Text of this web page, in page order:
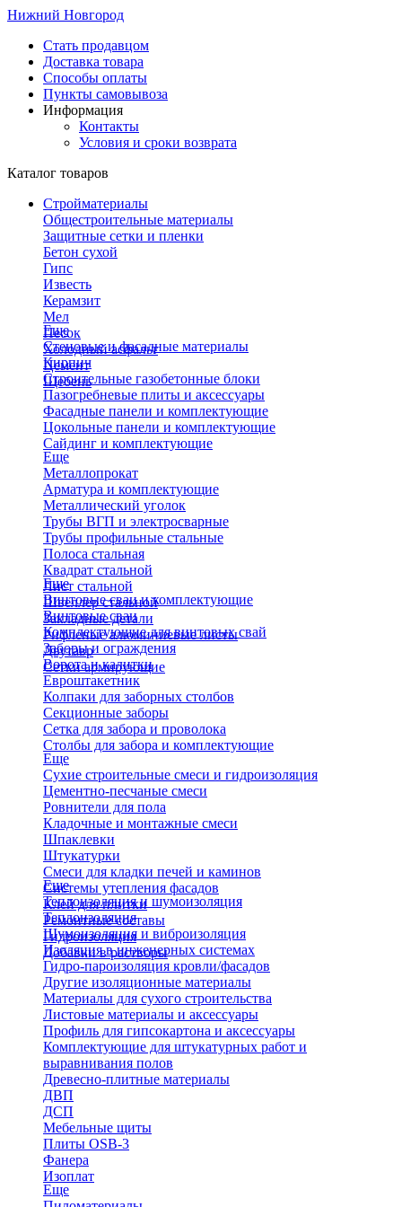
Нижний Новгород
Стать продавцом
Доставка товара
Способы оплаты
Пункты самовывоза
Информация
Контакты
Условия и сроки возврата
Каталог товаров
Стройматериалы
Общестроительные материалы
Защитные сетки и пленки
Бетон сухой
Гипс
Известь
Керамзит
Мел
Песок
Холодный асфальт
Цемент
Щебень
Еще
Стеновые и фасадные материалы
Кирпич
Строительные газобетонные блоки
Пазогребневые плиты и аксессуары
Фасадные панели и комплектующие
Цокольные панели и комплектующие
Сайдинг и комплектующие
Еще
Металлопрокат
Арматура и комплектующие
Металлический уголок
Трубы ВГП и электросварные
Трубы профильные стальные
Полоса стальная
Квадрат стальной
Лист стальной
Швеллер стальной
Закладные детали
Рифленые алюминиевые листы
Двутавр
Сетки армирующие
Еще
Винтовые сваи и комплектующие
Винтовые сваи
Комплектующие для винтовых свай
Заборы и ограждения
Ворота и калитки
Евроштакетник
Колпаки для заборных столбов
Секционные заборы
Сетка для забора и проволока
Столбы для забора и комплектующие
Еще
Сухие строительные смеси и гидроизоляция
Цементно-песчаные смеси
Ровнители для пола
Кладочные и монтажные смеси
Шпаклевки
Штукатурки
Смеси для кладки печей и каминов
Системы утепления фасадов
Клей для плитки
Ремонтные составы
Гидроизоляция
Добавки в растворы
Еще
Теплоизоляция и шумоизоляция
Теплоизоляция
Шумоизоляция и виброизоляция
Изоляция в инженерных системах
Гидро-пароизоляция кровли/фасадов
Другие изоляционные материалы
Материалы для сухого строительства
Листовые материалы и аксессуары
Профиль для гипсокартона и аксессуары
Комплектующие для штукатурных работ и
выравнивания полов
Древесно-плитные материалы
ДВП
ДСП
Мебельные щиты
Плиты OSB-3
Фанера
Изоплат
Еще